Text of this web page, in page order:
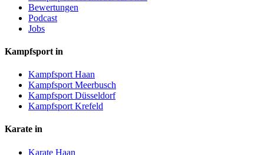
Bewertungen
Podcast
Jobs
Kampfsport in
Kampfsport Haan
Kampfsport Meerbusch
Kampfsport Düsseldorf
Kampfsport Krefeld
Karate in
Karate Haan